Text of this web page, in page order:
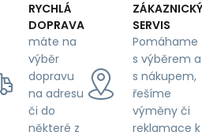
RYCHLÁ
DOPRAVA
máte na
výběr
dopravu
na adresu
či do
některé z
ZÁKAZNICKÝ
SERVIS
Pomáhame
s výběrem a
s nákupem,
řešíme
výměny či
reklamace k